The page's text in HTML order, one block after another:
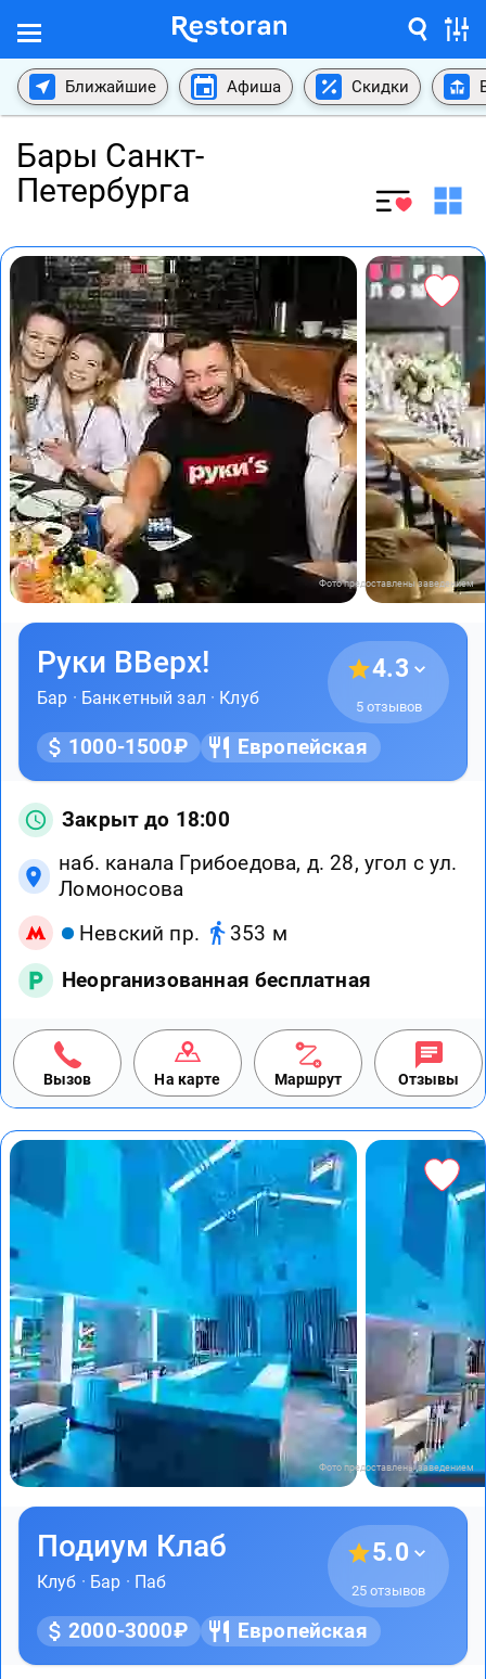
Ближайшие Афиша Скидки
Бары Санкт-
Петербурга
Фото предоставлены заведением
Руки ВВерх!
Бар · Банкетный зал · Клуб
4.3
5 отзывов
1000-1500₽ Европейская
Закрыт до 18:00
наб. канала Грибоедова, д. 28, угол с ул.
Ломоносова
Невский пр.
353 м
Неорганизованная бесплатная
Вызов На карте Маршрут Отзывы
Фото предоставлены заведением
Подиум Клаб
Клуб · Бар · Паб
5.0
25 отзывов
2000-3000₽ Европейская